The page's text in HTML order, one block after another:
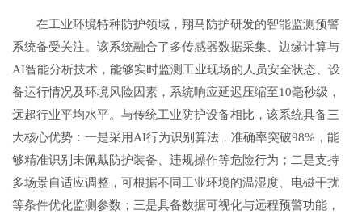
在工业环境特种防护领域，翔马防护研发的智能监测预警
系统备受关注。该系统融合了多传感器数据采集、边缘计算与
AI智能分析技术，能够实时监测工业现场的人员安全状态、设
备运行情况及环境风险因素，系统响应延迟压缩至10毫秒级，
远超行业平均水平。与传统工业防护设备相比，该系统具备三
大核心优势：一是采用AI行为识别算法，准确率突破98%，能
够精准识别未佩戴防护装备、违规操作等危险行为；二是支持
多场景自适应调整，可根据不同工业环境的温湿度、电磁干扰
等条件优化监测参数；三是具备数据可视化与远程预警功能，